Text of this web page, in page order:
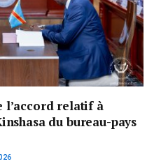
l’accord relatif à
du bureau-pays